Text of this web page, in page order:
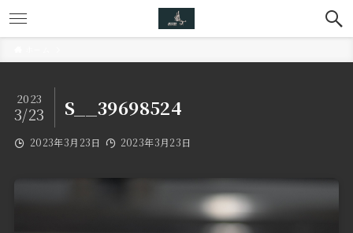
S__39698524
2023
3/23
2023年3月23日 2023年3月23日